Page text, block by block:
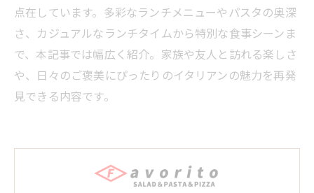
点在しています。多彩なランチメニューやパスタの奥深
さ、カジュアルなランチタイムから特別な食事シーンま
で、本記事では幅広く紹介。家族や友人と訪れる楽しさ
や、日々のご褒美にぴったりのイタリアンの魅力を再発
見できる内容です。